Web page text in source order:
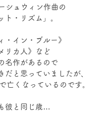
シュウィン作曲の
ト・リズム」。
・イン・ブルー》
リカ人》など
名作があるので
だと思っていましたが、
亡くなっているのです。
彼と同じ歳…